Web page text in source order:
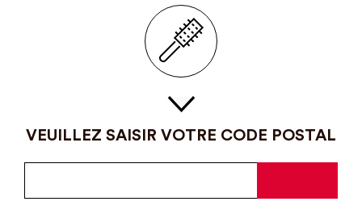
VEUILLEZ SAISIR VOTRE CODE POSTAL